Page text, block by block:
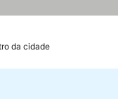
da cidade